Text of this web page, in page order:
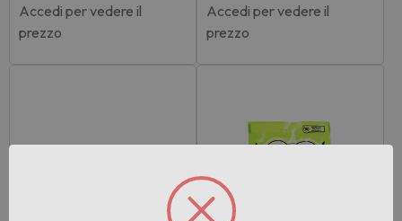
Accedi per vedere il
prezzo
Accedi per vedere il
prezzo